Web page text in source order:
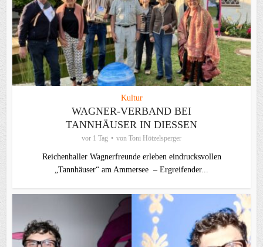
Kultur
WAGNER-VERBAND BEI
TANNHÄUSER IN DIESSEN
vor 1 Tag von Toni Hötzelsperger
Reichenhaller Wagnerfreunde erleben eindrucksvollen
„Tannhäuser“ am Ammersee – Ergreifender...